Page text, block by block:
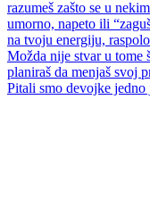
Pitali smo devojke jedno